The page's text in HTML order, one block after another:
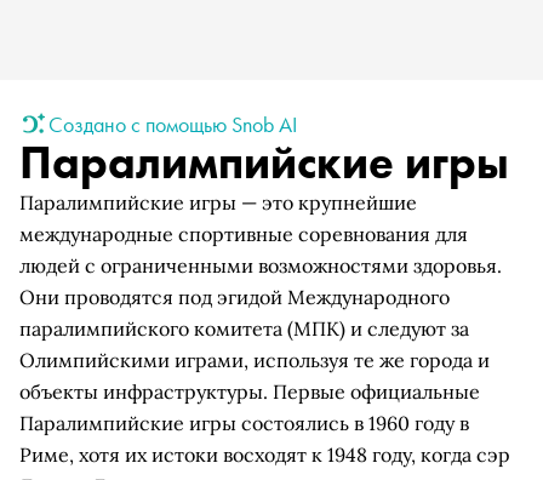
Создано с помощью Snob AI
Паралимпийские игры
Паралимпийские игры — это крупнейшие
международные спортивные соревнования для
людей с ограниченными возможностями здоровья.
Они проводятся под эгидой Международного
паралимпийского комитета (МПК) и следуют за
Олимпийскими играми, используя те же города и
объекты инфраструктуры. Первые официальные
Паралимпийские игры состоялись в 1960 году в
Риме, хотя их истоки восходят к 1948 году, когда сэр